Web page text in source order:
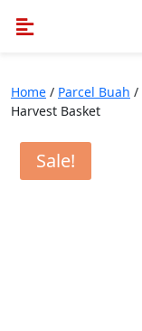
Home / Parcel Buah /
Harvest Basket
Sale!